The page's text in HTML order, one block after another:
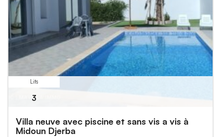
Lits
3
Villa neuve avec piscine et sans vis a vis à
Midoun Djerba